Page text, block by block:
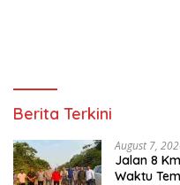
Berita Terkini
August 7,
Jalan 8
Waktu